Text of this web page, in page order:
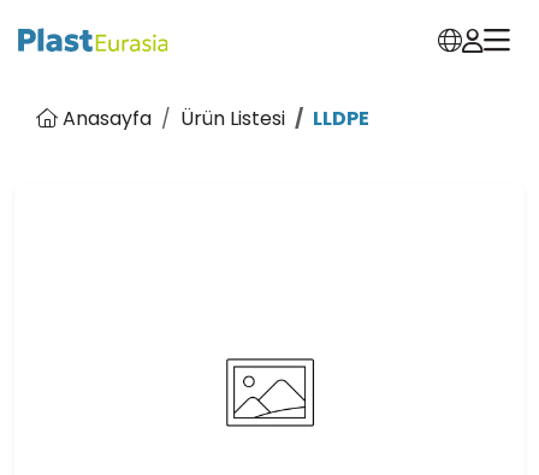
Anasayfa Ürün Listesi LLDPE